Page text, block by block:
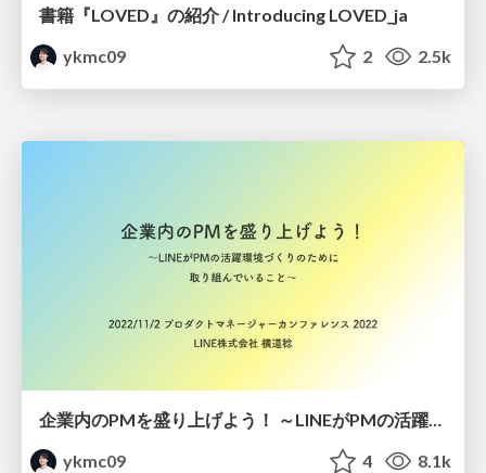
書籍『LOVED』の紹介 / Introducing LOVED_ja
ykmc09
2 2.5k
ykmc09
4 8.1k